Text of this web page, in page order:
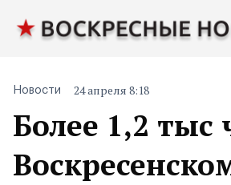
Более 1,2 тыс
Новости 24 апреля 8:18